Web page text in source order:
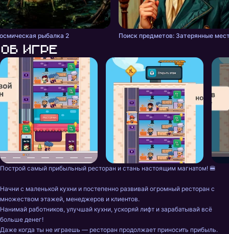
рыбалка 2 Поиск предметов: Затерянные
Об игре
Построй самый прибыльный ресторан и стань настоящим магнатом! 🍔
Начни с маленькой кухни и постепенно развивай огромный ресторан с
множеством этажей, менеджеров и клиентов.
Нанимай работников, улучшай кухни, ускоряй лифт и зарабатывай всё
больше денег!
Даже когда ты не играешь — ресторан продолжает приносить прибыль.